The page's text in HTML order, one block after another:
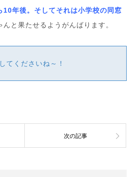
10年後。そしてそれは小学校の同窓
んと果たせるようがんばります。
てくださいね～！
次の記事